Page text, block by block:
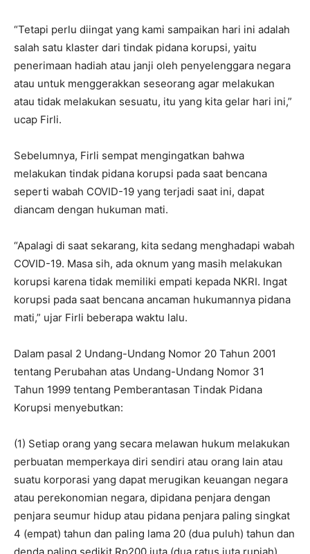
“Tetapi perlu diingat yang kami sampaikan hari ini adalah
salah satu klaster dari tindak pidana korupsi, yaitu
penerimaan hadiah atau janji oleh penyelenggara negara
atau untuk menggerakkan seseorang agar melakukan
atau tidak melakukan sesuatu, itu yang kita gelar hari ini,”
ucap Firli.
Sebelumnya, Firli sempat mengingatkan bahwa
melakukan tindak pidana korupsi pada saat bencana
seperti wabah COVID-19 yang terjadi saat ini, dapat
diancam dengan hukuman mati.
“Apalagi di saat sekarang, kita sedang menghadapi wabah
COVID-19. Masa sih, ada oknum yang masih melakukan
korupsi karena tidak memiliki empati kepada NKRI. Ingat
korupsi pada saat bencana ancaman hukumannya pidana
mati,” ujar Firli beberapa waktu lalu.
Dalam pasal 2 Undang-Undang Nomor 20 Tahun 2001
tentang Perubahan atas Undang-Undang Nomor 31
Tahun 1999 tentang Pemberantasan Tindak Pidana
Korupsi menyebutkan:
(1) Setiap orang yang secara melawan hukum melakukan
perbuatan memperkaya diri sendiri atau orang lain atau
suatu korporasi yang dapat merugikan keuangan negara
atau perekonomian negara, dipidana penjara dengan
penjara seumur hidup atau pidana penjara paling singkat
4 (empat) tahun dan paling lama 20 (dua puluh) tahun dan